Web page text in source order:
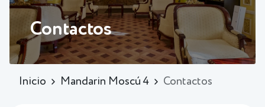
Contactos
Inicio Mandarin Moscú 4 Contactos